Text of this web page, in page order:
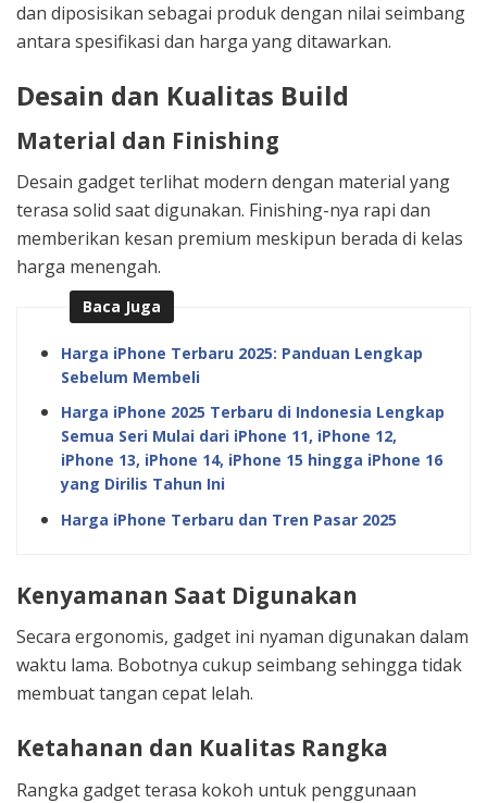
dan diposisikan sebagai produk dengan nilai seimbang
antara spesifikasi dan harga yang ditawarkan.
Desain dan Kualitas Build
Material dan Finishing
Desain gadget terlihat modern dengan material yang
terasa solid saat digunakan. Finishing-nya rapi dan
memberikan kesan premium meskipun berada di kelas
harga menengah.
Baca Juga
Harga iPhone Terbaru 2025: Panduan Lengkap
Sebelum Membeli
Harga iPhone 2025 Terbaru di Indonesia Lengkap
Semua Seri Mulai dari iPhone 11, iPhone 12,
iPhone 13, iPhone 14, iPhone 15 hingga iPhone 16
yang Dirilis Tahun Ini
Harga iPhone Terbaru dan Tren Pasar 2025
Kenyamanan Saat Digunakan
Secara ergonomis, gadget ini nyaman digunakan dalam
waktu lama. Bobotnya cukup seimbang sehingga tidak
membuat tangan cepat lelah.
Ketahanan dan Kualitas Rangka
Rangka gadget terasa kokoh untuk penggunaan